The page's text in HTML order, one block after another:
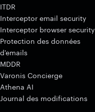
ITDR
Interceptor email security
Interceptor browser security
Protection des données
d'emails
MDDR
Varonis Concierge
Athena AI
Journal des modifications